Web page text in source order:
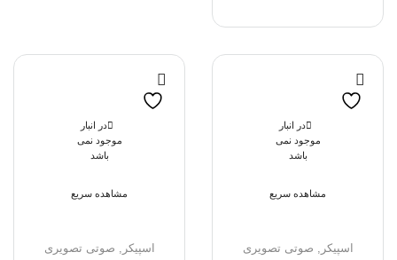
در انبار
موجود نمی
باشد
مشاهده سریع
اسپیکر , صوتی تصویری
در انبار
موجود نمی
باشد
مشاهده سریع
اسپیکر , صوتی تصویری